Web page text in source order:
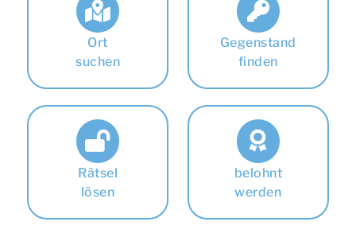
Ort
suchen
Gegenstand
finden
Rätsel
lösen
belohnt
werden